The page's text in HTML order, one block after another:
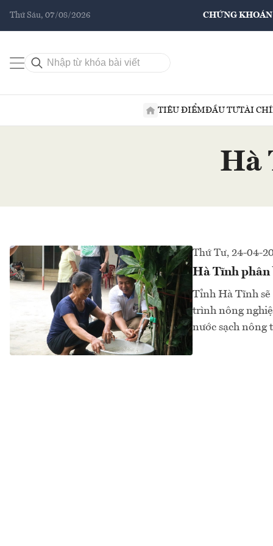
Thứ Sáu, 07/08/2026 CHỨNG KHOÁN
TIÊU ĐIỂMĐẦU TƯTÀI
Hà
Thứ Tư, 24-04-
Hà Tĩnh phân
Tỉnh Hà Tĩnh sẽ
trình nông
nước sạch nông